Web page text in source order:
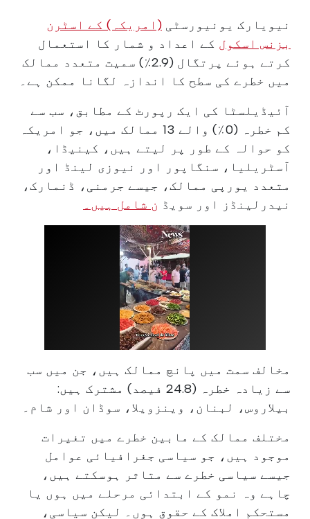
نیویارک یونیورسٹی (امریکہ) کے اسٹرن
بزنس اسکول کے اعداد و شمار کا استعمال
کرتے ہوئے پرتگال (2.9٪) سمیت متعدد ممالک
میں خطرے کی سطح کا اندازہ لگانا ممکن ہے۔
آئیڈیلسٹا کی ایک رپورٹ کے مطابق، سب سے
کم خطرہ (0٪) والے 13 ممالک میں، جو امریکہ
کو حوالہ کے طور پر لیتے ہیں، کینیڈا،
آسٹریلیا، سنگاپور اور نیوزی لینڈ اور
متعدد یورپی ممالک، جیسے جرمنی، ڈنمارک،
نیدرلینڈز اور سویڈ ن شامل ہیں۔
مخالف سمت میں پانچ ممالک ہیں، جن میں سب
سے زیادہ خطرہ (24.8 فیصد) مشترک ہیں:
بیلاروس، لبنان، وینزویلا، سوڈان اور شام۔
مختلف ممالک کے مابین خطرے میں تغیرات
موجود ہیں، جو سیاسی جغرافیائی عوامل
جیسے سیاسی خطرے سے متاثر ہوسکتے ہیں،
چاہے وہ نمو کے ابتدائی مرحلے میں ہوں یا
مستحکم املاک کے حقوق ہوں۔ لیکن سیاسی،